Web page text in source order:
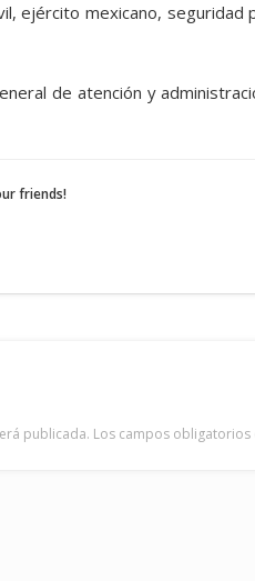
ejército mexicano,
de atención y
friends!
publicada. Los campos obligatorios